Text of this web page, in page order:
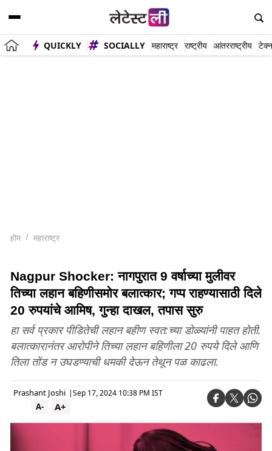
QUICKLY SOCIALLY महाराष्ट्र राष्ट्रीय आंतरराष्ट्रीय
होम महाराष्ट्र
Nagpur Shocker: नागपुरात 9 वर्षाच्या मुलीवर
तिच्या लहान बहिणीसमोर बलात्कार; गप्प राहण्यासाठी दिले
20 रुपयांचे आमिष, गुन्हा दाखल, तपास सुरु
हा सर्व प्रकार पीडितेची लहान बहीण स्वत:च्या डोळ्यांनी पाहत होती.
बलात्कारानंतर आरोपीने तिच्या लहान बहिणीला 20 रुपये दिले आणि
तिला तोंड न उघडण्याची धमकी देऊन तेथून पळ काढला.
Prashant Joshi |Sep 17, 2024 10:38 PM IST
A+
A-